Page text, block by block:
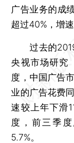
广告业务的成
超过40%，增
过去的2019
央视市场研究
度，中国广告
业的广告花费
速较上年下滑
度，前三季
5.7%。